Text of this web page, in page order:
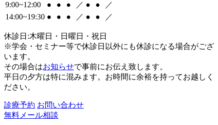
9:00~12:00
● ● ● ／ ● ●
／
14:00~19:30 ● ● ● ／ ● ● ／
休診日:木曜日・日曜日・祝日
※学会・セミナー等で休診日以外にも休診になる場合がござ
います。
その場合はお知らせで事前にお伝え致します。
平日の夕方は特に混みます。お時間に余裕を持ってお越しく
ださい。
診療予約 お問い合わせ
無料メール相談